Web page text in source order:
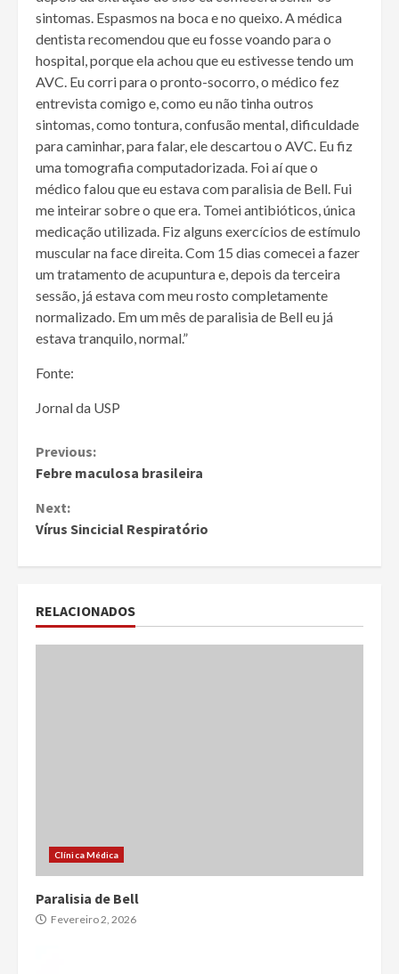
sintomas. Espasmos na boca e no queixo. A médica
dentista recomendou que eu fosse voando para o
hospital, porque ela achou que eu estivesse tendo um
AVC. Eu corri para o pronto-socorro, o médico fez
entrevista comigo e, como eu não tinha outros
sintomas, como tontura, confusão mental, dificuldade
para caminhar, para falar, ele descartou o AVC. Eu fiz
uma tomografia computadorizada. Foi aí que o
médico falou que eu estava com paralisia de Bell. Fui
me inteirar sobre o que era. Tomei antibióticos, única
medicação utilizada. Fiz alguns exercícios de estímulo
muscular na face direita. Com 15 dias comecei a fazer
um tratamento de acupuntura e, depois da terceira
sessão, já estava com meu rosto completamente
normalizado. Em um mês de paralisia de Bell eu já
estava tranquilo, normal.”
Fonte:
Jornal da USP
Continue
Previous:
Febre maculosa brasileira
Next:
Vírus Sincicial Respiratório
RELACIONADOS
Clínica Médica
Paralisia de Bell
Fevereiro 2, 2026